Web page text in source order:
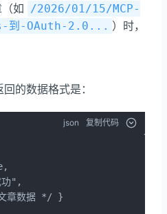
如
/2026/01/15/MCP-
到-OAuth-2.0... ）时，
的数据格式是：
json 复制代码
",
章数据 */ }